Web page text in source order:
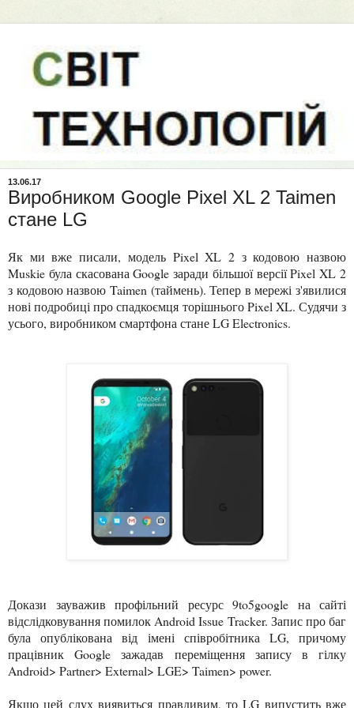
13.06.17
Виробником Google Pixel XL 2 Taimen
стане LG
Як ми вже писали, модель Pixel XL 2 з кодовою назвою
Muskie була скасована Google заради більшої версії Pixel XL 2
з кодовою назвою Taimen (таймень). Тепер в мережі з'явилися
нові подробиці про спадкоємця торішнього Pixel XL. Судячи з
усього, виробником смартфона стане LG Electronics.
Докази зауважив профільний ресурс 9to5google на сайті
відслідковування помилок Android Issue Tracker. Запис про баг
була опублікована від імені співробітника LG, причому
працівник Google зажадав переміщення запису в гілку
Android> Partner> External> LGE> Taimen> power.
Якщо цей слух виявиться правдивим, то LG випустить вже